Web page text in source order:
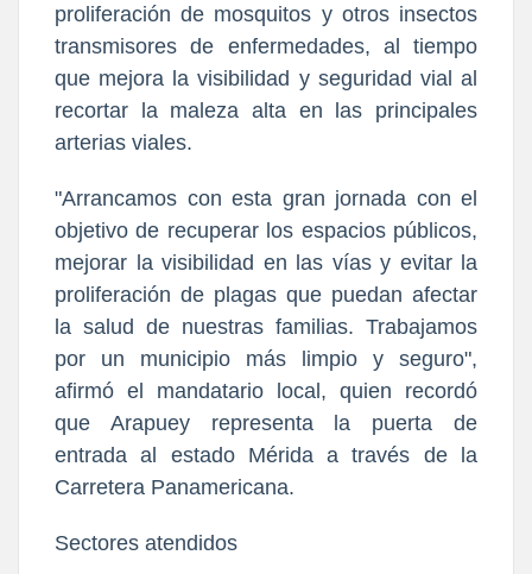
proliferación de mosquitos y otros insectos
transmisores de enfermedades, al tiempo
que mejora la visibilidad y seguridad vial al
recortar la maleza alta en las principales
arterias viales.
"Arrancamos con esta gran jornada con el
objetivo de recuperar los espacios públicos,
mejorar la visibilidad en las vías y evitar la
proliferación de plagas que puedan afectar
la salud de nuestras familias. Trabajamos
por un municipio más limpio y seguro",
afirmó el mandatario local, quien recordó
que Arapuey representa la puerta de
entrada al estado Mérida a través de la
Carretera Panamericana.
Sectores atendidos